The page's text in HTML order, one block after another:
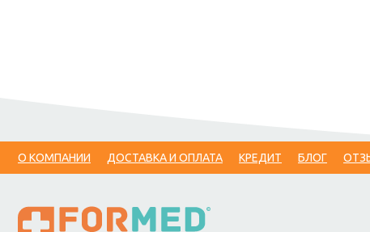
О КОМПАНИИ ДОСТАВКА И ОПЛАТА КРЕДИТ БЛОГ